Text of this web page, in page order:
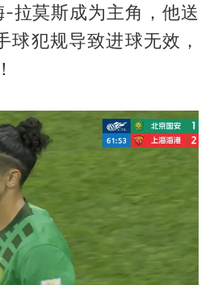
拉莫斯成为主角，他送
球犯规导致进球无效，